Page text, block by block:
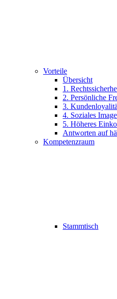
Vorteile
Übersicht
1.
2. Persönliche
3.
4. Soziales Image
5. Höheres
Antworten auf
Kompetenzraum
Stammtisch